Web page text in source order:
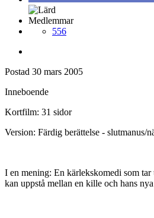
Medlemmar
556
Postad 30 mars 2005
Inneboende
Kortfilm: 31 sidor
Version: Färdig berättelse - slutmanus/
I en mening: En kärlekskomedi som
kan uppstå mellan en kille och hans